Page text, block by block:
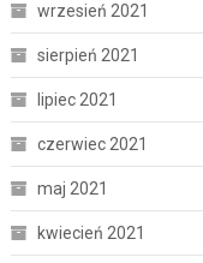
wrzesień 2021
sierpień 2021
lipiec 2021
czerwiec 2021
maj 2021
kwiecień 2021